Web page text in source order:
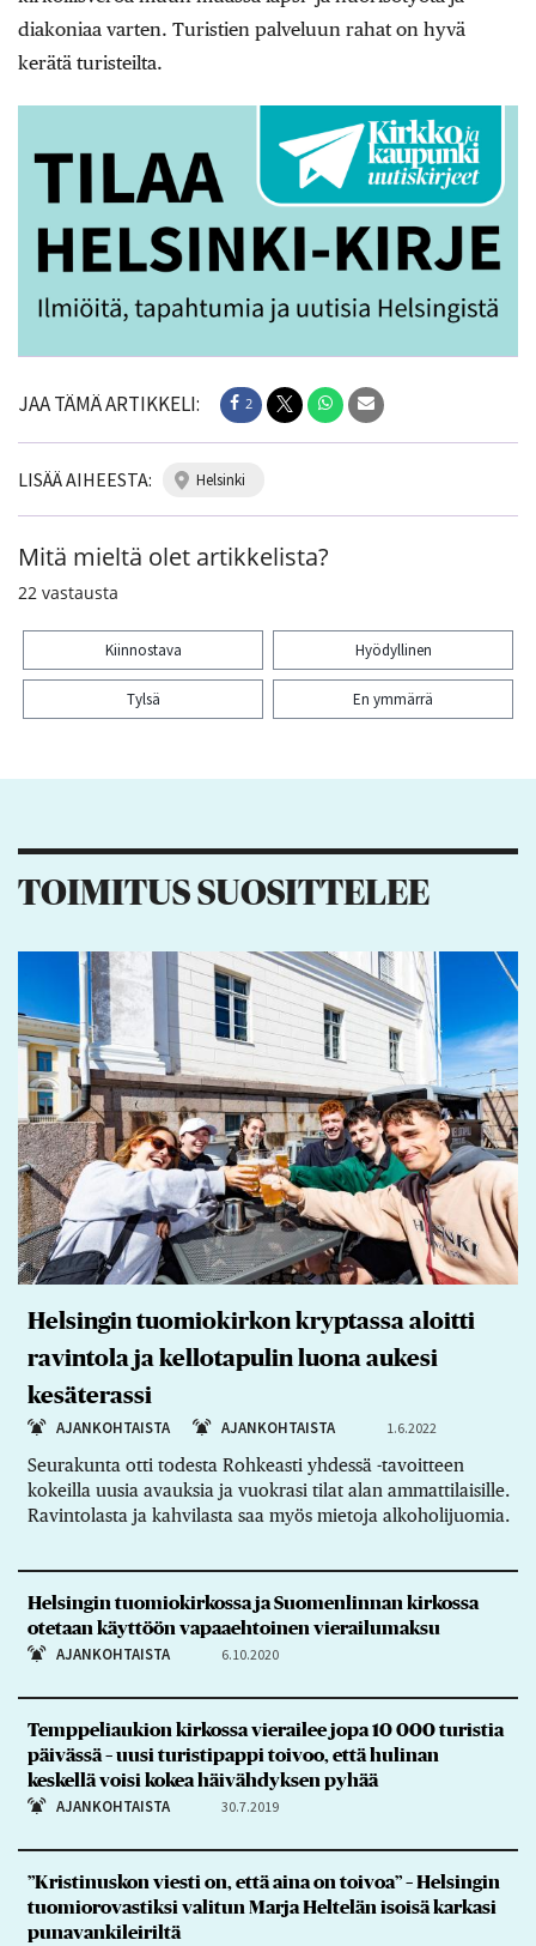
diakoniaa varten. Turistien palveluun rahat on hyvä
kerätä turisteilta.
JAA TÄMÄ ARTIKKELI: 2
LISÄÄ AIHEESTA: helsinki
Mitä mieltä olet artikkelista?
22 vastausta
Kiinnostava Hyödyllinen
Tylsä En ymmärrä
TOIMITUS SUOSITTELEE
Helsingin tuomiokirkon kryptassa aloitti
ravintola ja kellotapulin luona aukesi
kesäterassi
AJANKOHTAISTA AJANKOHTAISTA 1.6.2022
Seurakunta otti todesta Rohkeasti yhdessä -tavoitteen
kokeilla uusia avauksia ja vuokrasi tilat alan ammattilaisille.
Ravintolasta ja kahvilasta saa myös mietoja alkoholijuomia.
Helsingin tuomiokirkossa ja Suomenlinnan kirkossa
otetaan käyttöön vapaaehtoinen vierailumaksu
AJANKOHTAISTA 6.10.2020
Temppeliaukion kirkossa vierailee jopa 10 000 turistia
päivässä – uusi turistipappi toivoo, että hulinan
keskellä voisi kokea häivähdyksen pyhää
AJANKOHTAISTA 30.7.2019
”Kristinuskon viesti on, että aina on toivoa” – Helsingin
tuomiorovastiksi valitun Marja Heltelän isoisä karkasi
punavankileiriltä